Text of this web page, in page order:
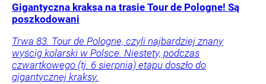
Gigantyczna kraksa na trasie Tour de Pologne! Są
poszkodowani
Trwa 83. Tour de Pologne, czyli najbardziej znany
wyścig kolarski w Polsce. Niestety, podczas
czwartkowego (tj. 6 sierpnia) etapu doszło do
gigantycznej kraksy.